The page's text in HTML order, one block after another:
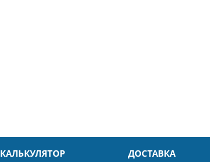
КАЛЬКУЛЯТОР ДОСТАВКА